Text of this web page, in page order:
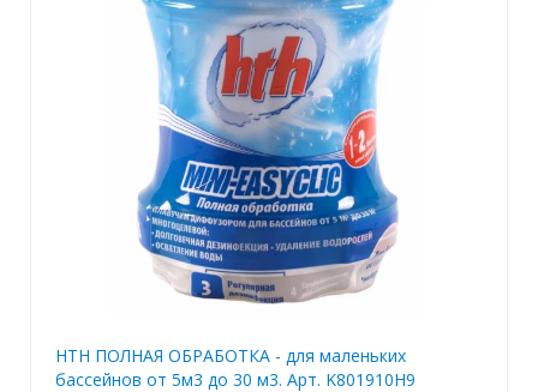
HTH ПОЛНАЯ ОБРАБОТКА - для маленьких
бассейнов от 5м3 до 30 м3. Арт. K801910H9